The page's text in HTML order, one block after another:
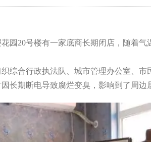
园20号楼有一家底商长期闭店，随着
综合行政执法队、城市管理办公室、
长期断电导致腐烂变臭，影响到了周边